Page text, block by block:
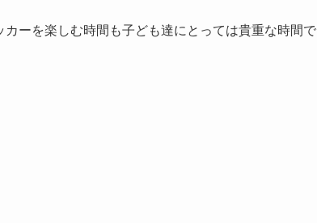
ーを楽しむ時間も子ども達にとっては貴重な時間で